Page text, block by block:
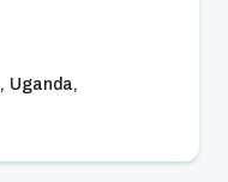
, Uganda,